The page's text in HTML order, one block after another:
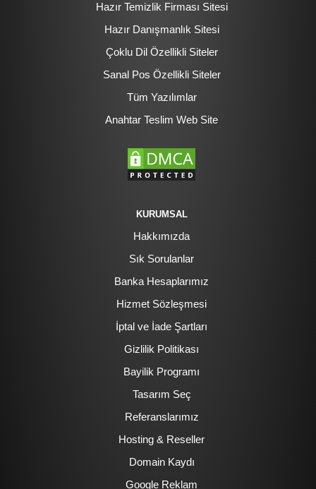
Hazır Temizlik Firması Sitesi
Hazır Danışmanlık Sitesi
Çoklu Dil Özellikli Siteler
Sanal Pos Özellikli Siteler
Tüm Yazılımlar
Anahtar Teslim Web Site
KURUMSAL
Hakkımızda
Sık Sorulanlar
Banka Hesaplarımız
Hizmet Sözleşmesi
İptal ve İade Şartları
Gizlilik Politikası
Bayilik Programı
Tasarım Seç
Referanslarımız
Hosting & Reseller
Domain Kaydı
Google Reklam